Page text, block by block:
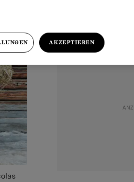
AKZEPTIEREN